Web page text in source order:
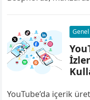
yemeklerine,
Genel
YouTube’da içerik